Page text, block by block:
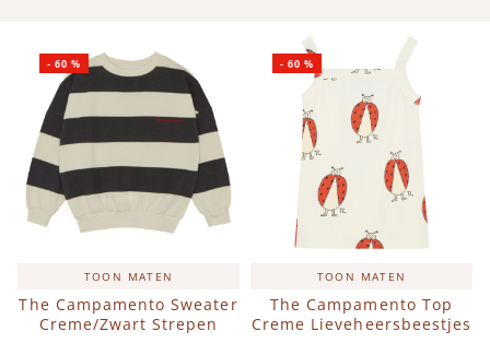
TOON MATEN
The Campamento Sweater
Creme/Zwart Strepen
-60 %
TOON MATEN
The Campamento Top
Creme Lieveheersbeestjes
-60 %